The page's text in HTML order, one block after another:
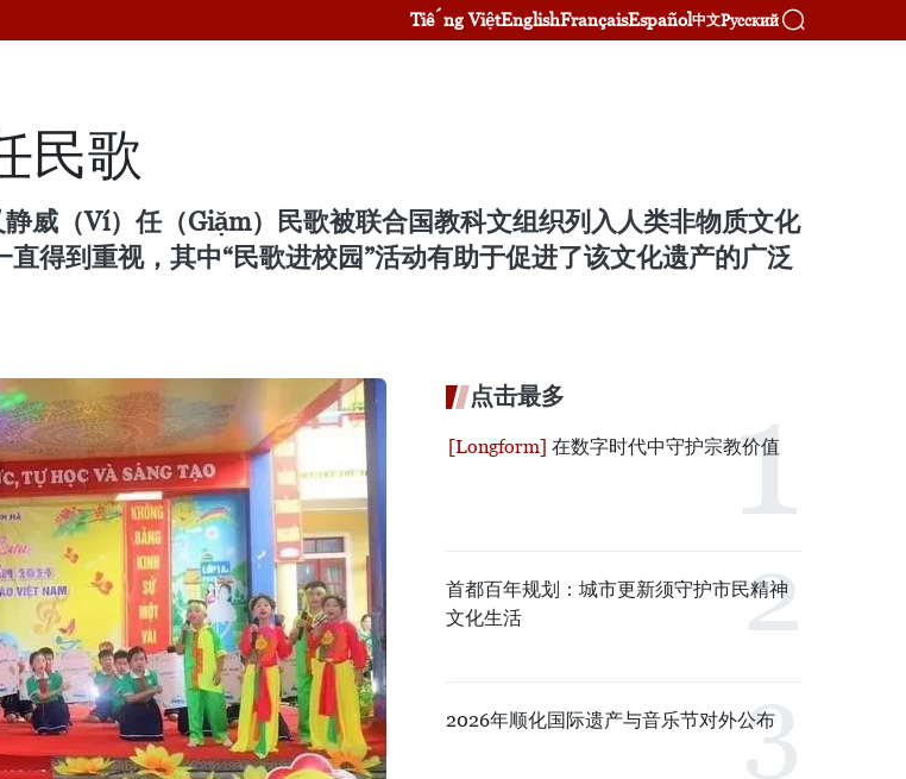
Tiếng ViệtEnglishFrançaisEspañol中文Русский
民歌
威（Ví）任（Giặm）民歌被联合国教科文组织列入人类非物质文化
得到重视，其中“民歌进校园”活动有助于促进了该文化遗产的广泛
点击最多
在数字时代中守护宗教价值
首都百年规划：城市更新须守护市民精神
文化生活
2026年顺化国际遗产与音乐节对外公布